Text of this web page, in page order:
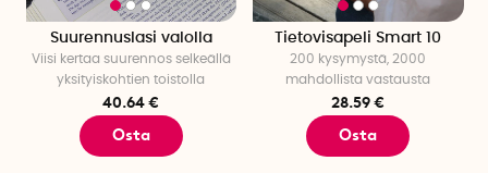
60-vuotislahjat: Tänne olemme koonneet parhaat
lahjavinkkimme 60-vuotiaille. Jos tuntuu, ettet millään löydä
sopivaa lahjaa syntymäpäiväsankarille, tutustu laajaan
valikoimaamme.
Suurennuslasi valolla
Viisi kertaa suurennos selkeällä
yksityiskohtien toistolla
40.64 €
Osta
Tietovisapeli Smart 10
200 kysymystä, 2000
mahdollista vastausta
28.59 €
Osta